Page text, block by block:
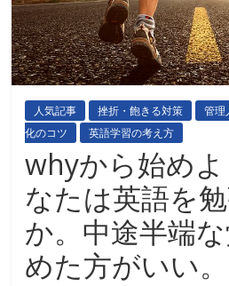
人気記事 挫折・飽きる対策 管理
化のコツ
英語学習の考え方
whyから始め
なたは英語を
か。中途半端
めた方がいい。